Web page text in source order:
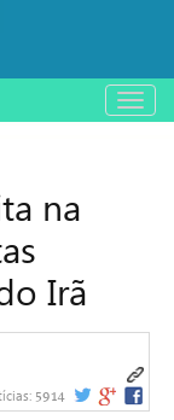
باز
و
na
Irã
5914